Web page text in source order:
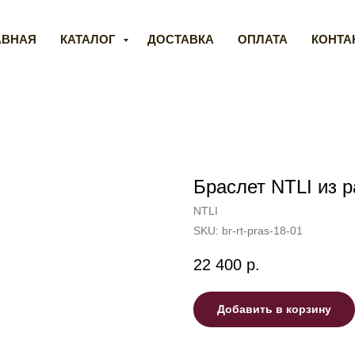
КАТАЛОГ ДОСТАВКА ОПЛАТА
Браслет NTLI из
NTLI
SKU: br-rt-pras-18-01
22 400 р.
Добавить в корзину